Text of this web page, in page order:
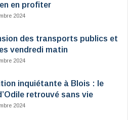
en profiter
2024
des transports publics et
vendredi matin
2024
inquiétante à Blois : le
retrouvé sans vie
2024